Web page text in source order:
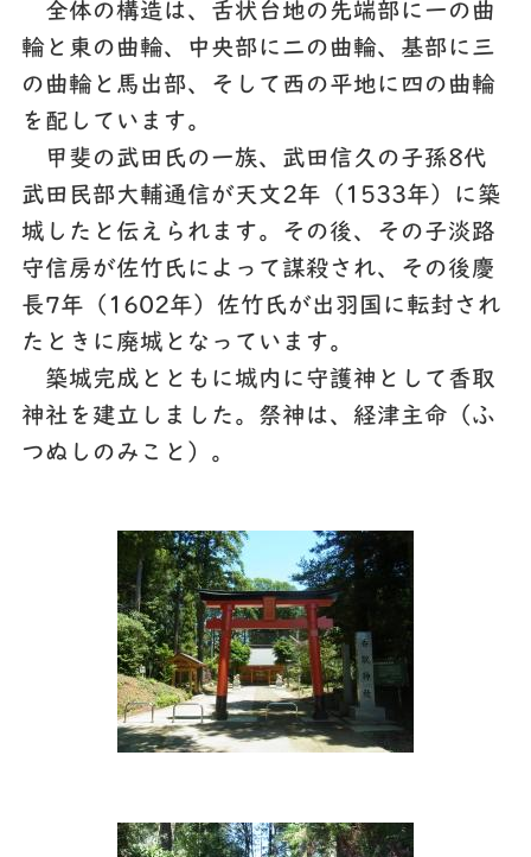
全体の構造は、舌状台地の先端部に一の曲
輪と東の曲輪、中央部に二の曲輪、基部に三
の曲輪と馬出部、そして西の平地に四の曲輪
を配しています。
甲斐の武田氏の一族、武田信久の子孫8代
武田民部大輔通信が天文2年（1533年）に築
城したと伝えられます。その後、その子淡路
守信房が佐竹氏によって謀殺され、その後慶
長7年（1602年）佐竹氏が出羽国に転封され
たときに廃城となっています。
築城完成とともに城内に守護神として香取
神社を建立しました。祭神は、経津主命（ふ
つぬしのみこと）。